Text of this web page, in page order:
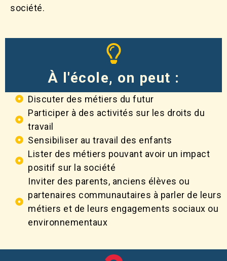
société.
À l'école, on peut :
Discuter des métiers du futur
Participer à des activités sur les droits du
travail
Sensibiliser au travail des enfants
Lister des métiers pouvant avoir un impact
positif sur la société
Inviter des parents, anciens élèves ou
partenaires communautaires à parler de leurs
métiers et de leurs engagements sociaux ou
environnementaux